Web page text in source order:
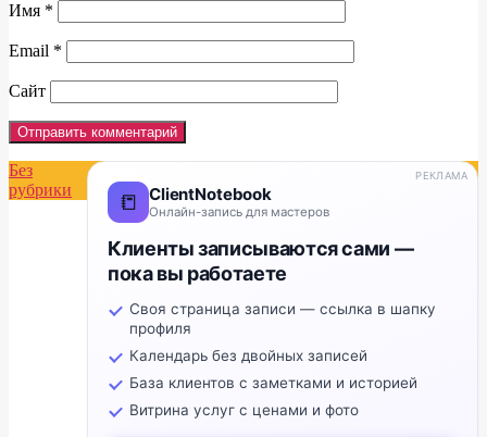
Имя *
Email *
Сайт
📒 ClientNotebook
Онлайн-запись для мастеров
Клиенты записываются сами —
пока вы работаете
Своя страница записи — ссылка в шапку
профиля
Календарь без двойных записей
База клиентов с заметками и историей
Витрина услуг с ценами и фото
РЕКЛАМА
Без
рубрики